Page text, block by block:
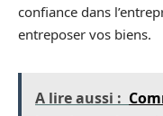
confiance dans
entreposer vos biens.
A lire aussi :